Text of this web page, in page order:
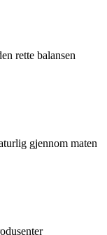
rette balansen
gjennom maten